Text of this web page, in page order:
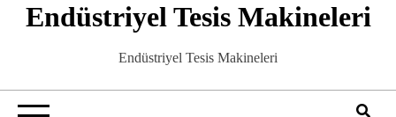
Endüstriyel Tesis Makineleri
Endüstriyel Tesis Makineleri